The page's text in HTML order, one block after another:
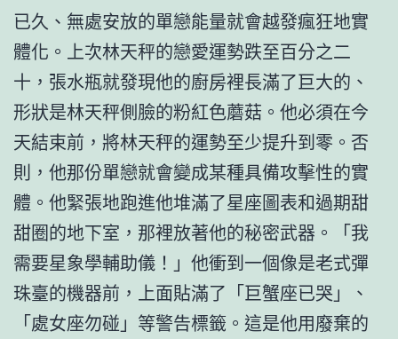
已久、無處安放的單戀能量就會越發瘋狂地實
體化。上次林天秤的戀愛運勢跌至百分之二
十，張水瓶就發現他的廚房裡長滿了巨大的、
形狀是林天秤側臉的粉紅色蘑菇。他必須在今
天結束前，將林天秤的運勢至少提升到零。否
則，他那份單戀就會變成某種具備攻擊性的實
體。他緊張地跑進他堆滿了星座圖表和過期甜
甜圈的地下室，那裡放著他的秘密武器。「我
需要星象學輔助儀！」他衝到一個像是老式彈
珠臺的機器前，上面貼滿了「巨蟹座已哭」、
「處女座勿碰」等警告標籤。這是他用廢棄的